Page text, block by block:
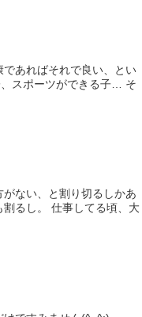
ポーツができる子… そ